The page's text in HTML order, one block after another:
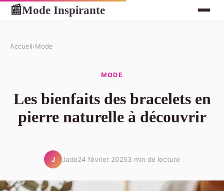
📰Mode Inspirante
Accueil›Mode
MODE
Les bienfaits des bracelets en
pierre naturelle à découvrir
J Jade24 février 20253 min de lecture